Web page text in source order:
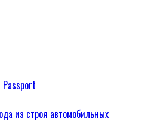
Passport
из строя автомобильных